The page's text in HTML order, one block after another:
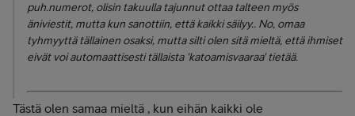
puh.numerot, olisin takuulla tajunnut ottaa talteen myös
äniviestit, mutta kun sanottiin, että kaikki säilyy.. No, omaa
tyhmyyttä tällainen osaksi, mutta silti olen sitä mieltä, että ihmiset
eivät voi automaattisesti tällaista 'katoamisvaaraa' tietää.
Tästä olen samaa mieltä , kun eihän kaikki ole